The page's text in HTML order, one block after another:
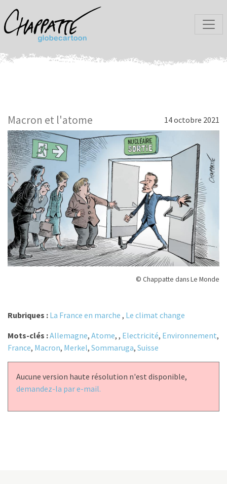
Macron et l'atome 14 octobre 2021
© Chappatte dans Le Monde
Rubriques : La France en marche , Le climat change
Mots-clés :Allemagne, Atome, , Electricité, Environnement,
France, Macron, Merkel, Sommaruga, Suisse
Aucune version haute résolution n'est disponible,
demandez-la par e-mail.